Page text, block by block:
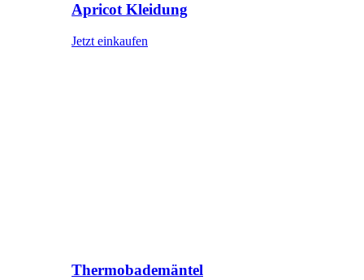
Apricot Kleidung
Jetzt einkaufen
Thermobademäntel